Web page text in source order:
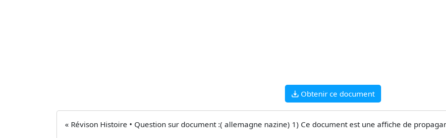
Obtenir ce document
« Révison Histoire • Question sur document :( allemagne nazine) 1) Ce document est une affiche de